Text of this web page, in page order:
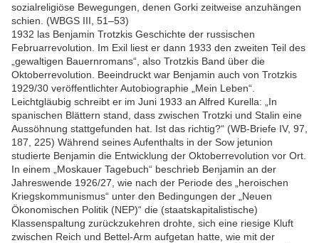
sozialreligiöse Bewegungen, denen Gorki zeitweise anzuhängen
schien. (WBGS III, 51–53)
1932 las Benjamin Trotzkis Geschichte der russischen
Februarrevolution. Im Exil liest er dann 1933 den zweiten Teil des
„gewaltigen Bauernromans“, also Trotzkis Band über die
Oktoberrevolution. Beeindruckt war Benjamin auch von Trotzkis
1929/30 veröffentlichter Autobiographie „Mein Leben“.
Leichtgläubig schreibt er im Juni 1933 an Alfred Kurella: „In
spanischen Blättern stand, dass zwischen Trotzki und Stalin eine
Aussöhnung stattgefunden hat. Ist das richtig?“ (WB-Briefe IV, 97,
187, 225) Während seines Aufenthalts in der Sow jetunion
studierte Benjamin die Entwicklung der Oktoberrevolution vor Ort.
In einem „Moskauer Tagebuch“ beschrieb Benjamin an der
Jahreswende 1926/27, wie nach der Periode des „heroischen
Kriegskommunismus“ unter den Bedingungen der „Neuen
Ökonomischen Politik (NEP)“ die (staatskapitalistische)
Klassenspaltung zurückzukehren drohte, sich eine riesige Kluft
zwischen Reich und Bettel-Arm aufgetan hatte, wie mit der